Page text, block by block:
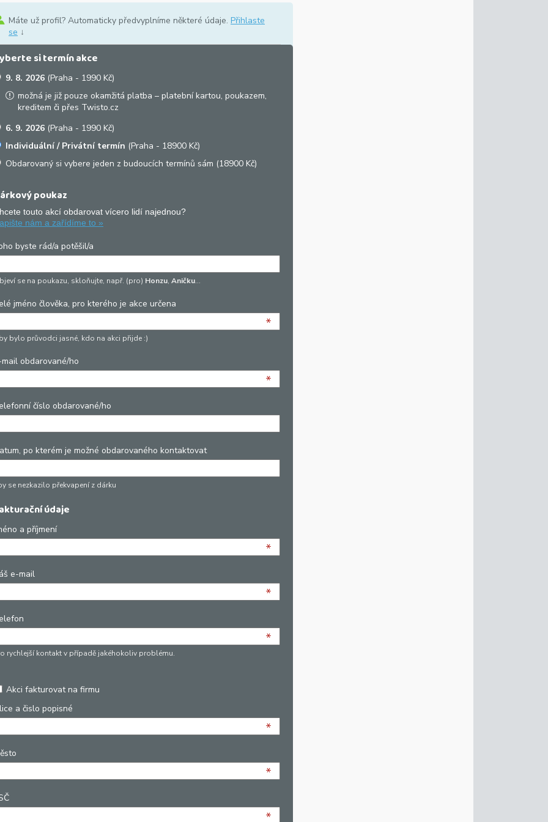
Máte už profil? Automaticky předvyplníme některé údaje. Přihlaste
se ↓
si termín akce
9. 8. 2026 (Praha - 1990 Kč)
možná je již pouze okamžitá platba – platební kartou, poukazem,
kreditem či přes Twisto.cz
6. 9. 2026 (Praha - 1990 Kč)
Individuální / Privátní termín (Praha - 18900 Kč)
Obdarovaný si vybere jeden z budoucích termínů sám (18900 Kč)
poukaz
touto akcí obdarovat vícero lidí najednou?
nám a zařídíme to »
byste rád/a potěšil/a
se na poukazu, skloňujte, např. (pro) Honzu, Aničku…
jméno člověka, pro kterého je akce určena
*
bylo průvodci jasné, kdo na akci přijde :)
mail obdarované/ho
*
číslo obdarované/ho
po kterém je možné obdarovaného kontaktovat
se nezkazilo překvapení z dárku
údaje
a příjmení
*
e-mail
*
*
rychlejší kontakt v případě jakéhokoliv problému.
Akci fakturovat na firmu
a čislo popisné
*
*
*